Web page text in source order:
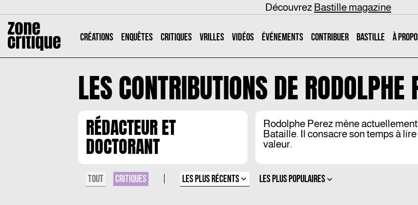
Découvrez Bastille magazine
CRÉATIONS ENQUÊTES CRITIQUES VRILLES VIDÉOS ÉVÉNEMENTS CONTRIBUER BASTILLE À
LES CONTRIBUTIONS DERODOLPHE
RÉDACTEUR ET
DOCTORANT
Rodolphe Perez mène
Bataille. Il consacre son temps à
valeur.
TOUT CRITIQUES LES PLUS RÉCENTS LES PLUS POPULAIRES